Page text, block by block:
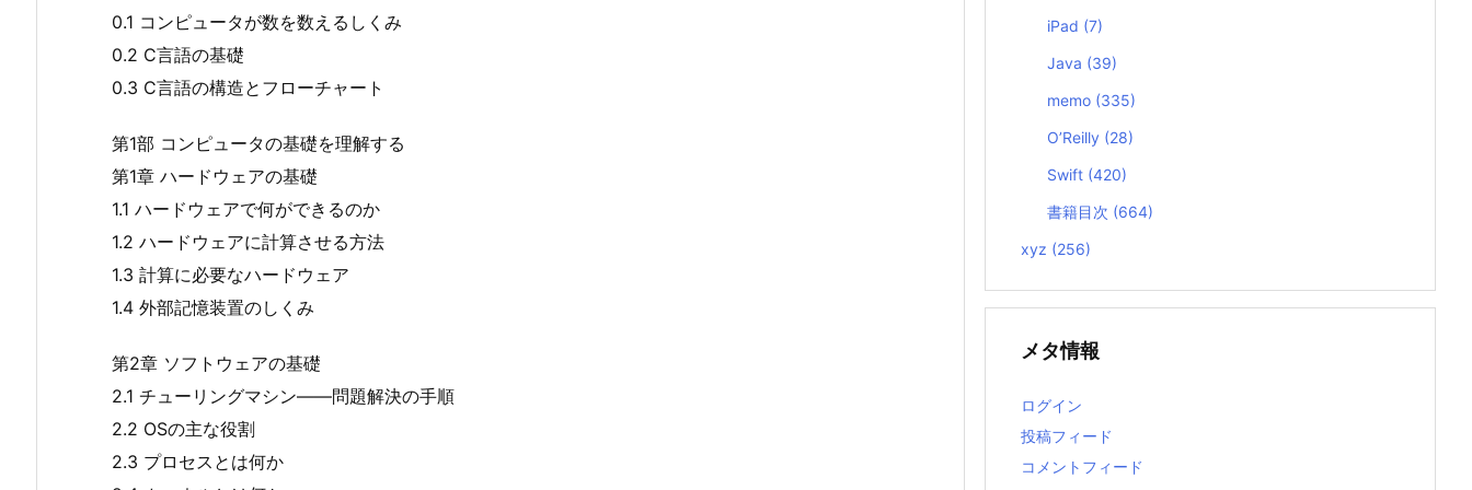
0.1 コンピュータが数を数えるしくみ
0.2 C言語の基礎
0.3 C言語の構造とフローチャート
第1部 コンピュータの基礎を理解する
第1章 ハードウェアの基礎
1.1 ハードウェアで何ができるのか
1.2 ハードウェアに計算させる方法
1.3 計算に必要なハードウェア
1.4 外部記憶装置のしくみ
第2章 ソフトウェアの基礎
2.1 チューリングマシン――問題解決の手順
2.2 OSの主な役割
2.3 プロセスとは何か
iPad (7)
Java (39)
memo (335)
O’Reilly (28)
Swift (420)
書籍目次 (664)
xyz (256)
メタ情報
ログイン
投稿フィード
コメントフィード